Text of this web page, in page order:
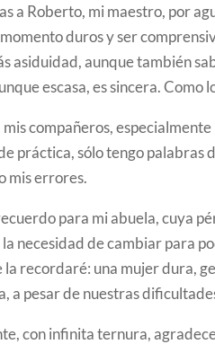
a Roberto, mi maestro, por
duros y ser
asiduidad, aunque también
escasa, es sincera. Como
compañeros,
práctica, sólo tengo
mis errores.
para mi abuela, cuya
necesidad de cambiar para
la recordaré: una mujer dura,
a pesar de nuestras
con infinita ternura,